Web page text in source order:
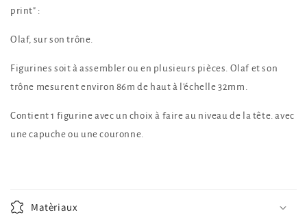
print" :
Olaf, sur son trône.
Figurines soit à assembler ou en plusieurs pièces. Olaf et son
trône mesurent environ 86m de haut à l'échelle 32mm.
Contient 1 figurine avec un choix à faire au niveau de la tête. avec
une capuche ou une couronne.
Matèriaux